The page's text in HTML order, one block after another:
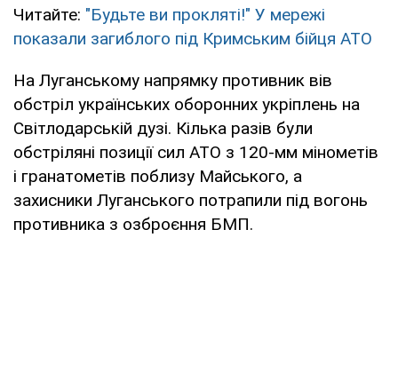
Читайте: "Будьте ви прокляті!" У мережі
показали загиблого під Кримським бійця АТО
На Луганському напрямку противник вів
обстріл українських оборонних укріплень на
Світлодарській дузі. Кілька разів були
обстріляні позиції сил АТО з 120-мм мінометів
і гранатометів поблизу Майського, а
захисники Луганського потрапили під вогонь
противника з озброєння БМП.